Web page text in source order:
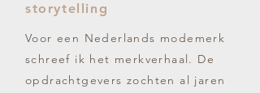
storytelling
Voor een Nederlands modemerk
schreef ik het merkverhaal. De
opdrachtgevers zochten al jaren